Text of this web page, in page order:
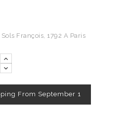
François, 1792 A Paris
From September 1